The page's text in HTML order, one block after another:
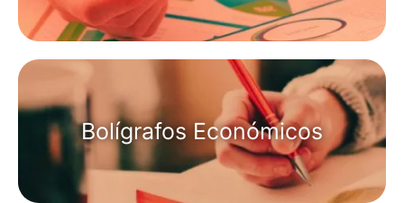
Bolígrafos Económicos